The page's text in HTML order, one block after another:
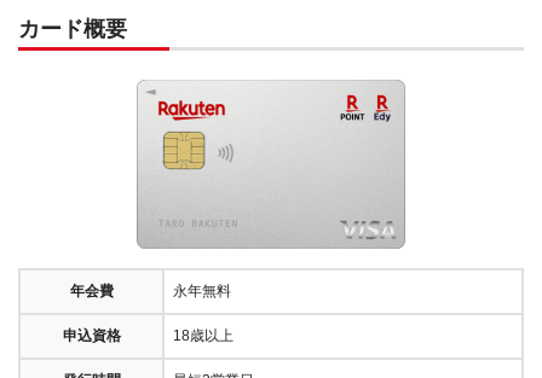
カード概要
年会費 永年無料
申込資格 18歳以上